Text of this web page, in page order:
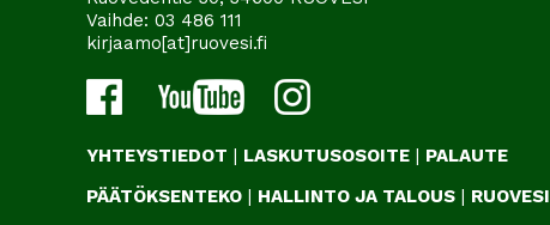
Vaihde: 03 486 111
kirjaamo[at]ruovesi.fi
YHTEYSTIEDOT | LASKUTUSOSOITE | PALAUTE
PÄÄTÖKSENTEKO | HALLINTO JA TALOUS |